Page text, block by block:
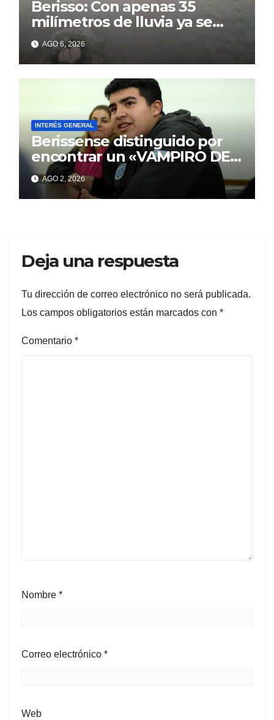
Berisso: Con apenas 35
milímetros de lluvia ya se
sienten los problemas
AGO 6, 2026
INTERÉS GENERAL
Berissense distinguido por
encontrar un «VAMPIRO DE
MAR»
AGO 2, 2026
Deja una respuesta
Tu dirección de correo electrónico no será publicada.
Los campos obligatorios están marcados con *
Comentario *
Nombre *
Correo electrónico *
Web